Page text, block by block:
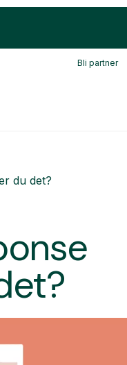
Bli partner
du det?